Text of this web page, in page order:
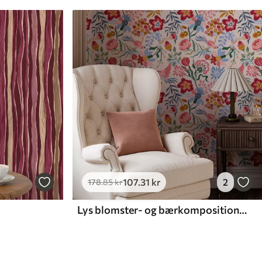
178.85kr107.31 kr 2
Lys blomster- og bærkomposition med papegøjer